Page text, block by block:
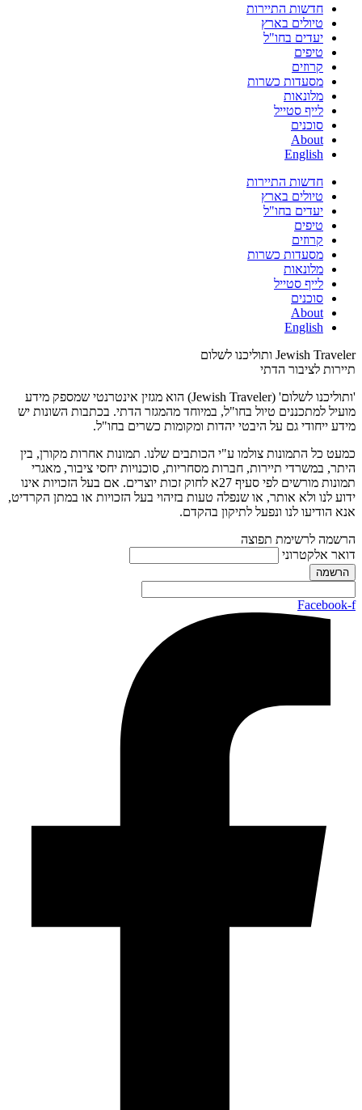
חדשות התיירות
טיולים בארץ
יעדים בחו"ל
טיפים
קרוזים
מסעדות כשרות
מלונאות
לייף סטייל
סוכנים
About
English
חדשות התיירות
טיולים בארץ
יעדים בחו"ל
טיפים
קרוזים
מסעדות כשרות
מלונאות
לייף סטייל
סוכנים
About
English
Jewish Traveler ותוליכנו לשלום
תיירות לציבור הדתי
'ותוליכנו לשלום' (Jewish Traveler) הוא מגזין אינטרנטי שמספק מידע
מועיל למתכננים טיול בחו"ל, במיוחד מהמגזר הדתי. בכתבות השונות יש
מידע ייחודי גם על היבטי יהדות ומקומות כשרים בחו"ל.
כמעט כל התמונות צולמו ע"י הכותבים שלנו. תמונות אחרות מקורן, בין
היתר, במשרדי תיירות, חברות מסחריות, סוכנויות יחסי ציבור, מאגרי
תמונות מורשים לפי סעיף 27א לחוק זכות יוצרים. אם בעל הזכויות אינו
ידוע לנו ולא אותר, או שנפלה טעות בזיהוי בעל הזכויות או במתן הקרדיט,
אנא הודיעו לנו ונפעל לתיקון בהקדם.
הרשמה לרשימת תפוצה
דואר אלקטרוני
Facebook-f